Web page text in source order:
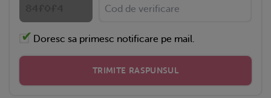
Doresc sa primesc notificare pe mail.
TRIMITE RASPUNSUL